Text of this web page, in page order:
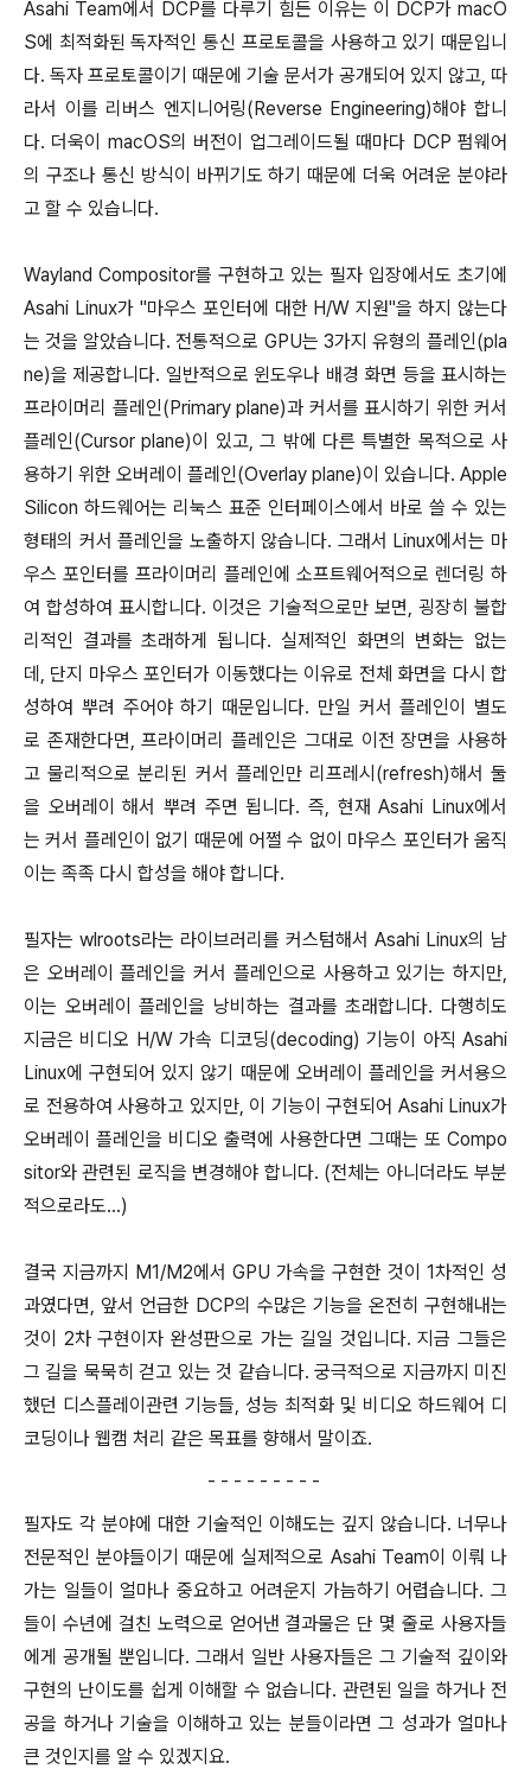
Asahi Team에서 DCP를 다루기 힘든 이유는 이 DCP가 macO
S에 최적화된 독자적인 통신 프로토콜을 사용하고 있기 때문입니
다. 독자 프로토콜이기 때문에 기술 문서가 공개되어 있지 않고, 따
라서 이를 리버스 엔지니어링(Reverse Engineering)해야 합니
다. 더욱이 macOS의 버전이 업그레이드될 때마다 DCP 펌웨어
의 구조나 통신 방식이 바뀌기도 하기 때문에 더욱 어려운 분야라
고 할 수 있습니다.
Wayland Compositor를 구현하고 있는 필자 입장에서도 초기에
Asahi Linux가 "마우스 포인터에 대한 H/W 지원"을 하지 않는다
는 것을 알았습니다. 전통적으로 GPU는 3가지 유형의 플레인(pla
ne)을 제공합니다. 일반적으로 윈도우나 배경 화면 등을 표시하는
프라이머리 플레인(Primary plane)과 커서를 표시하기 위한 커서
플레인(Cursor plane)이 있고, 그 밖에 다른 특별한 목적으로 사
용하기 위한 오버레이 플레인(Overlay plane)이 있습니다. Apple
Silicon 하드웨어는 리눅스 표준 인터페이스에서 바로 쓸 수 있는
형태의 커서 플레인을 노출하지 않습니다. 그래서 Linux에서는 마
우스 포인터를 프라이머리 플레인에 소프트웨어적으로 렌더링 하
여 합성하여 표시합니다. 이것은 기술적으로만 보면, 굉장히 불합
리적인 결과를 초래하게 됩니다. 실제적인 화면의 변화는 없는
데, 단지 마우스 포인터가 이동했다는 이유로 전체 화면을 다시 합
성하여 뿌려 주어야 하기 때문입니다. 만일 커서 플레인이 별도
로 존재한다면, 프라이머리 플레인은 그대로 이전 장면을 사용하
고 물리적으로 분리된 커서 플레인만 리프레시(refresh)해서 둘
을 오버레이 해서 뿌려 주면 됩니다. 즉, 현재 Asahi Linux에서
는 커서 플레인이 없기 때문에 어쩔 수 없이 마우스 포인터가 움직
이는 족족 다시 합성을 해야 합니다.
필자는 wlroots라는 라이브러리를 커스텀해서 Asahi Linux의 남
은 오버레이 플레인을 커서 플레인으로 사용하고 있기는 하지만,
이는 오버레이 플레인을 낭비하는 결과를 초래합니다. 다행히도
지금은 비디오 H/W 가속 디코딩(decoding) 기능이 아직 Asahi
Linux에 구현되어 있지 않기 때문에 오버레이 플레인을 커서용으
로 전용하여 사용하고 있지만, 이 기능이 구현되어 Asahi Linux가
오버레이 플레인을 비디오 출력에 사용한다면 그때는 또 Compo
sitor와 관련된 로직을 변경해야 합니다. (전체는 아니더라도 부분
적으로라도...)
결국 지금까지 M1/M2에서 GPU 가속을 구현한 것이 1차적인 성
과였다면, 앞서 언급한 DCP의 수많은 기능을 온전히 구현해내는
것이 2차 구현이자 완성판으로 가는 길일 것입니다. 지금 그들은
그 길을 묵묵히 걷고 있는 것 같습니다. 궁극적으로 지금까지 미진
했던 디스플레이관련 기능들, 성능 최적화 및 비디오 하드웨어 디
코딩이나 웹캠 처리 같은 목표를 향해서 말이죠.
- - - - - - - - -
필자도 각 분야에 대한 기술적인 이해도는 깊지 않습니다. 너무나
전문적인 분야들이기 때문에 실제적으로 Asahi Team이 이뤄 나
가는 일들이 얼마나 중요하고 어려운지 가늠하기 어렵습니다. 그
들이 수년에 걸친 노력으로 얻어낸 결과물은 단 몇 줄로 사용자들
에게 공개될 뿐입니다. 그래서 일반 사용자들은 그 기술적 깊이와
구현의 난이도를 쉽게 이해할 수 없습니다. 관련된 일을 하거나 전
공을 하거나 기술을 이해하고 있는 분들이라면 그 성과가 얼마나
큰 것인지를 알 수 있겠지요.